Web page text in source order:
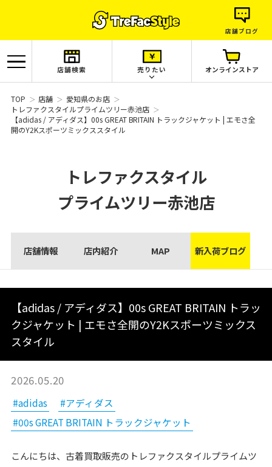
店舗ブログ
店舗検索 売りたい オンラインストア
TOP 店舗
愛知県のお店
トレファクスタイルプライムツリー赤池店
【adidas / アディダス】00s GREAT BRITAIN トラックジャケット | エモさ全
開のY2Kスポーツミックススタイル
トレファクスタイル
プライムツリー赤池店
店舗情報 店内紹介 MAP 新入荷ブログ
【adidas / アディダス】00s GREAT BRITAIN トラッ
クジャケット | エモさ全開のY2Kスポーツミックス
スタイル
2026.05.20
#adidas
#アディダス
#00s GREAT BRITAIN トラックジャケット
こんにちは、古着買取販売のトレファクスタイルプライムツ